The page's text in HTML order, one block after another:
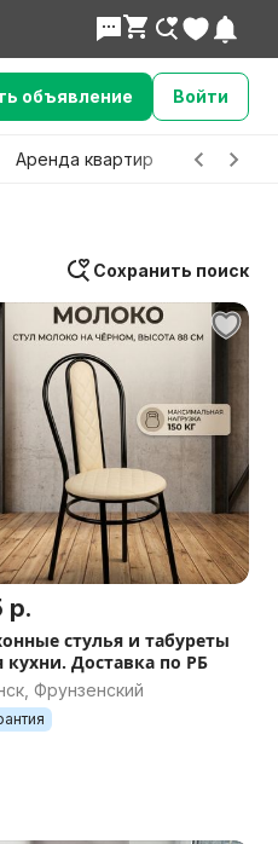
объявление Войти
Аренда квартир Детские
Сохранить поиск
р.
стулья и табуреты
кухни. Доставка по РБ
Фрунзенский